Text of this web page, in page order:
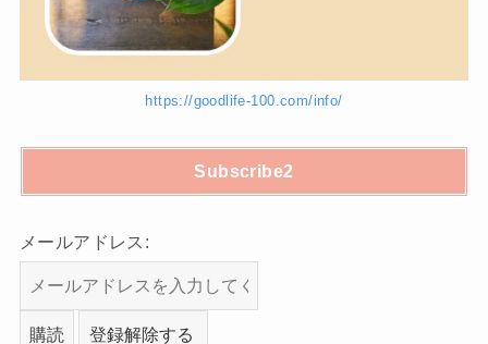
https://goodlife-100.com/info/
Subscribe2
メールアドレス: